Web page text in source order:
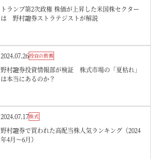
トランプ第2次政権 株価が上昇した米国株セクター
は 野村證券ストラテジストが解説
2024.07.26投資の教養
野村證券投資情報部が検証 株式市場の「夏枯れ」
は本当にあるのか？
2024.07.17株式
野村證券で買われた高配当株人気ランキング（2024
年4月～6月）